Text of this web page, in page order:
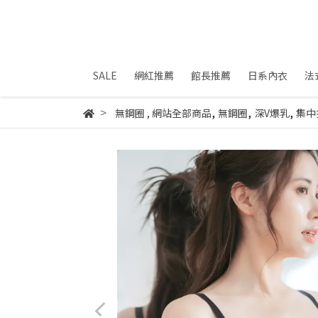
SALE 網紅推薦 館長推薦 日系內衣 法
無鋼圈 , 網站全部商品, 無鋼圈, 深V爆乳, 集